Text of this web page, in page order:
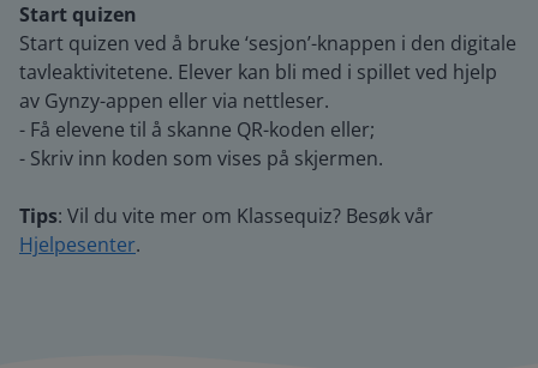
Start quizen
Start quizen ved å bruke ‘sesjon’-knappen i den digitale
tavleaktivitetene. Elever kan bli med i spillet ved hjelp
av Gynzy-appen eller via nettleser.
- Få elevene til å skanne QR-koden eller;
- Skriv inn koden som vises på skjermen.
Tips: Vil du vite mer om Klassequiz? Besøk vår
Hjelpesenter.